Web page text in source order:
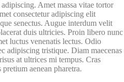
Amet massa vitae tortor
consectetur adipiscing elit
senectus. Augue interdum velit
duis ultricies. Proin libero nunc
luctus venenatis lectus. Odio
adipiscing tristique. Diam maecenas
at ultrices mi tempus. Cras
aenean pharetra.